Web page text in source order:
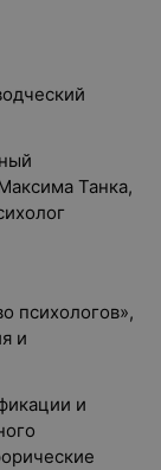
Танка,
психологов»,
и
и